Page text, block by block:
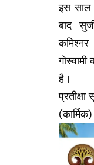
इस साल
बाद
है।